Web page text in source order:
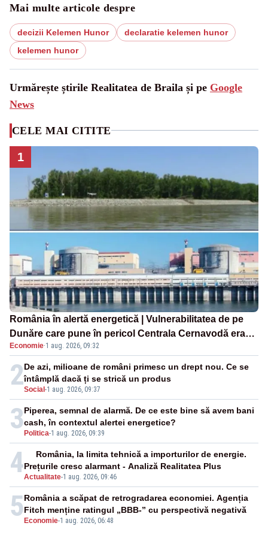
Mai multe articole despre
decizii Kelemen Hunor
declaratie kelemen hunor
kelemen hunor
Urmărește știrile Realitatea de Braila și pe Google
News
CELE MAI CITITE
1
România în alertă energetică | Vulnerabilitatea de pe
Dunăre care pune în pericol Centrala Cernavodă era
cunoscută de pe vremea lui Ceaușescu
Economie·1 aug. 2026, 09:32
2Social -1 aug. 2026, 09:37
De azi, milioane de români primesc un drept nou. Ce se
întâmplă dacă ți se strică un produs
3 Politica-1 aug. 2026, 09:39
Piperea, semnal de alarmă. De ce este bine să avem bani
cash, în contextul alertei energetice?
4Actualitate-1 aug. 2026, 09:46
România, la limita tehnică a importurilor de energie.
Prețurile cresc alarmant - Analiză Realitatea Plus
5 Economie-1 aug. 2026, 06:48
România a scăpat de retrogradarea economiei. Agenția
Fitch menține ratingul „BBB-” cu perspectivă negativă